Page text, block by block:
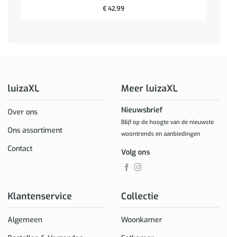
€42,99
luizaXL
Over ons
Ons assortiment
Contact
Klantenservice
Algemeen
Collectie
Woonkamer
Meer luizaXL
Nieuwsbrief
Blijf op de hoogte van de nieuwste
woontrends en aanbiedingen
Volg ons